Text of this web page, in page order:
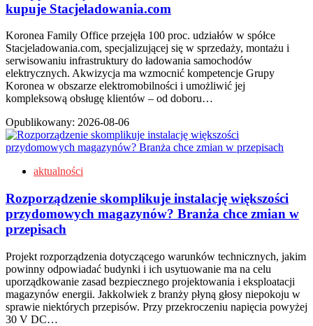
kupuje Stacjeladowania.com
Koronea Family Office przejęła 100 proc. udziałów w spółce
Stacjeladowania.com, specjalizującej się w sprzedaży, montażu i
serwisowaniu infrastruktury do ładowania samochodów
elektrycznych. Akwizycja ma wzmocnić kompetencje Grupy
Koronea w obszarze elektromobilności i umożliwić jej
kompleksową obsługę klientów – od doboru…
Opublikowany: 2026-08-06
aktualności
Rozporządzenie skomplikuje instalację większości
przydomowych magazynów? Branża chce zmian w
przepisach
Projekt rozporządzenia dotyczącego warunków technicznych, jakim
powinny odpowiadać budynki i ich usytuowanie ma na celu
uporządkowanie zasad bezpiecznego projektowania i eksploatacji
magazynów energii. Jakkolwiek z branży płyną głosy niepokoju w
sprawie niektórych przepisów. Przy przekroczeniu napięcia powyżej
30 V DC…